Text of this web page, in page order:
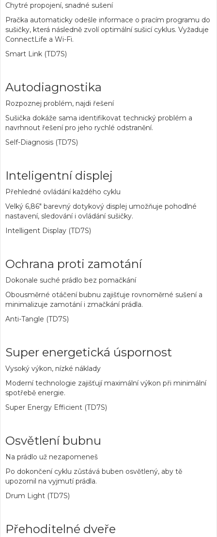
Chytré propojení, snadné sušení
Pračka automaticky odešle informace o pracím programu do
sušičky, která následně zvolí optimální sušicí cyklus. Vyžaduje
ConnectLife a Wi-Fi.
Smart Link (TD7S)
Autodiagnostika
Rozpoznej problém, najdi řešení
Sušička dokáže sama identifikovat technický problém a
navrhnout řešení pro jeho rychlé odstranění.
Self-Diagnosis (TD7S)
Inteligentní displej
Přehledné ovládání každého cyklu
Velký 6,86" barevný dotykový displej umožňuje pohodlné
nastavení, sledování i ovládání sušičky.
Intelligent Display (TD7S)
Ochrana proti zamotání
Dokonale suché prádlo bez pomačkání
Obousměrné otáčení bubnu zajišťuje rovnoměrné sušení a
minimalizuje zamotání i zmačkání prádla.
Anti-Tangle (TD7S)
Super energetická úspornost
Vysoký výkon, nízké náklady
Moderní technologie zajišťují maximální výkon při minimální
spotřebě energie.
Super Energy Efficient (TD7S)
Osvětlení bubnu
Na prádlo už nezapomeneš
Po dokončení cyklu zůstává buben osvětlený, aby tě
upozornil na vyjmutí prádla.
Drum Light (TD7S)
Přehoditelné dveře